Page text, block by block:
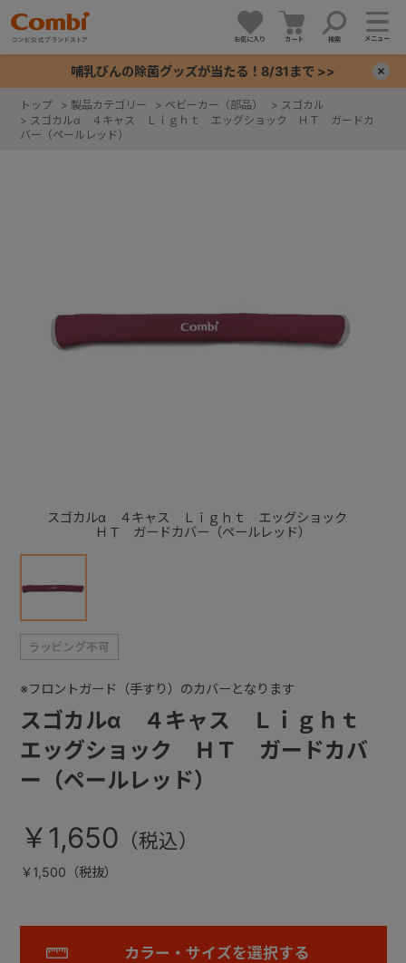
お気に入り カート 検索 メニュー
哺乳びんの除菌グッズが当たる！8/31まで >>
トップ > 製品カテゴリー > ベビーカー（部品） > スゴカル
> スゴカルα ４キャス Ｌｉｇｈｔ エッグショック ＨＴ ガードカ
バー（ペールレッド）
スゴカルα ４キャス Ｌｉｇｈｔ エッグショック
ＨＴ ガードカバー（ペールレッド）
スゴカルα ４キャス Ｌｉｇｈｔ
エッグショック ＨＴ ガードカバ
ー（ペールレッド）
※フロントガード（手すり）のカバーとなります
￥1,650
￥1,500（税抜）
カラー・サイズを選択する